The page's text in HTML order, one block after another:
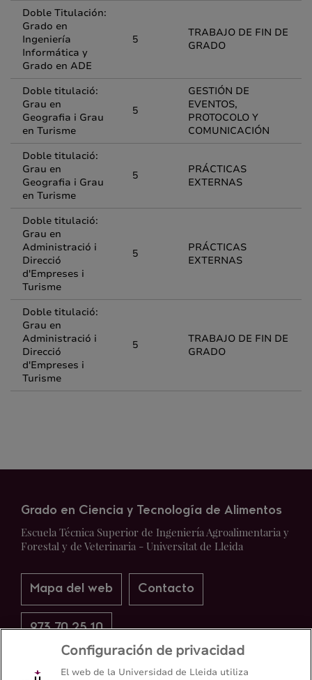
Doble Titulación:
Grado en
Ingeniería
Informática y
Grado en ADE
5
TRABAJO DE FIN DE
GRADO
Doble titulació:
Grau en
Geografia i Grau
en Turisme
5
GESTIÓN DE
EVENTOS,
PROTOCOLO Y
COMUNICACIÓN
Doble titulació:
Grau en
Geografia i Grau
en Turisme
5
PRÁCTICAS
EXTERNAS
Doble titulació:
Grau en
Administració i
Direcció
d'Empreses i
Turisme
5
PRÁCTICAS
EXTERNAS
Doble titulació:
Grau en
Administració i
Direcció
d'Empreses i
Turisme
5
TRABAJO DE FIN DE
GRADO
Grado en Ciencia y Tecnología de Alimentos
Escuela Técnica Superior de Ingeniería Agroalimentaria y
Forestal y de Veterinaria - Universitat de Lleida
Mapa del web Contacto
973 70 25 10
Configuración de privacidad
El web de la Universidad de Lleida utiliza